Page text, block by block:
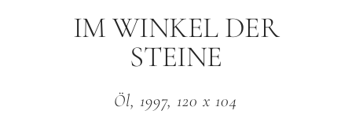
IM WINKEL DER
STEINE
Öl, 1997, 120 x 104